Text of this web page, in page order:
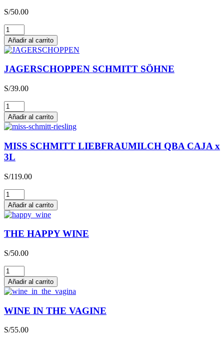
S/50.00
Glühwein
cantidad
Añadir al carrito
JAGERSCHOPPEN SCHMITT SÖHNE
S/39.00
JAGERSCHOPPEN
SCHMITT
SÖHNE
cantidad
Añadir al carrito
MISS SCHMITT LIEBFRAUMILCH QBA CAJA x
3L
S/119.00
MISS
SCHMITT
LIEBFRAUMILCH
QBA
CAJA
x
cantidad
Añadir al carrito
THE HAPPY WINE
S/50.00
THE
HAPPY
WINE
cantidad
Añadir al carrito
WINE IN THE VAGINE
S/55.00